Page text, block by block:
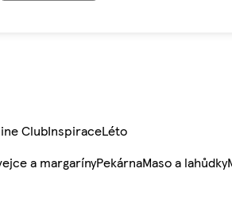
ClubInspiraceLéto
a margarínyPekárnaMaso a lahůdky